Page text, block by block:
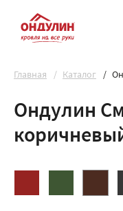
Главная Каталог
Ондулин